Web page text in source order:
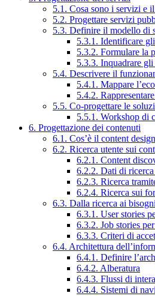
5.1. Cosa sono i servizi e
5.2. Progettare servizi
5.3. Definire il modello di
5.3.1. Identificare
5.3.2. Formulare la
5.3.3. Inquadrare
5.4. Descrivere il
5.4.1. Mappare
5.4.2.
5.5. Co-progettare le
5.5.1. Workshop di
6. Progettazione dei contenuti
6.1. Cos’è il content design
6.2. Ricerca utente sui
6.2.1. Content
6.2.2. Dati di
6.2.3. Ricerca
6.2.4. Ricerca sui
6.3. Dalla ricerca ai
6.3.1. User stories
6.3.2. Job stories
6.3.3. Criteri di
6.4. Architettura
6.4.1. Definire
6.4.2. Alberatura
6.4.3. Flussi di
6.4.4. Sistemi di